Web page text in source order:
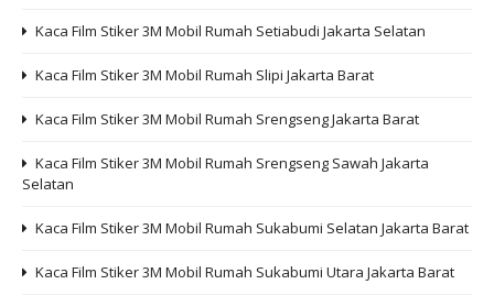
Kaca Film Stiker 3M Mobil Rumah Setiabudi Jakarta Selatan
Kaca Film Stiker 3M Mobil Rumah Slipi Jakarta Barat
Kaca Film Stiker 3M Mobil Rumah Srengseng Jakarta Barat
Kaca Film Stiker 3M Mobil Rumah Srengseng Sawah Jakarta
Selatan
Kaca Film Stiker 3M Mobil Rumah Sukabumi Selatan Jakarta Barat
Kaca Film Stiker 3M Mobil Rumah Sukabumi Utara Jakarta Barat